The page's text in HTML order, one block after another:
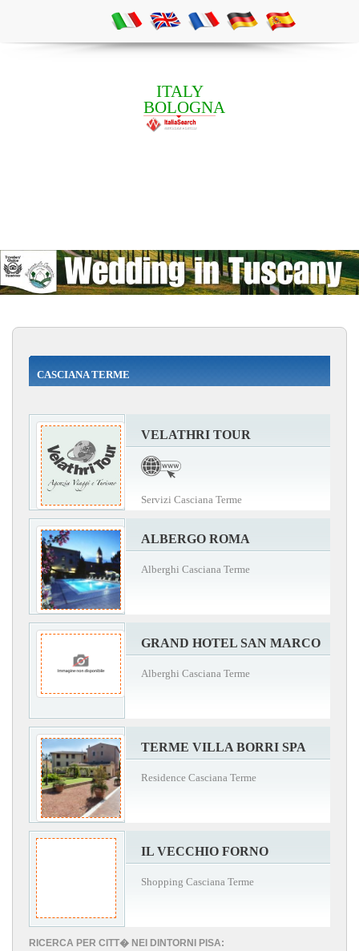
ITALY
BOLOGNA
CASCIANA TERME
VELATHRI TOUR
Servizi Casciana Terme
ALBERGO ROMA
Alberghi Casciana Terme
GRAND HOTEL SAN MARCO
Alberghi Casciana Terme
TERME VILLA BORRI SPA
Residence Casciana Terme
IL VECCHIO FORNO
Shopping Casciana Terme
RICERCA PER CITT� NEI DINTORNI PISA: